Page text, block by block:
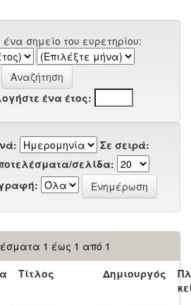
σημείο του ευρετηρίου:
ένα έτος:
Σε σειρά:
σελίδα:
1 έως 1 από 1
Τίτλος Δημιουργός